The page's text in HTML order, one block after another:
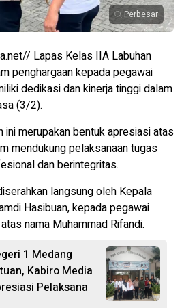
Perbesar
Lapas Kelas IIA Labuhan
penghargaan kepada pegawai
dedikasi dan kinerja tinggi dalam
(3/2).
ini merupakan bentuk apresiasi atas
mendukung pelaksanaan tugas
dan berintegritas.
langsung oleh Kepala
Hasibuan, kepada pegawai
nama Muhammad Rifandi.
1 Medang
Kabiro Media
Pelaksana